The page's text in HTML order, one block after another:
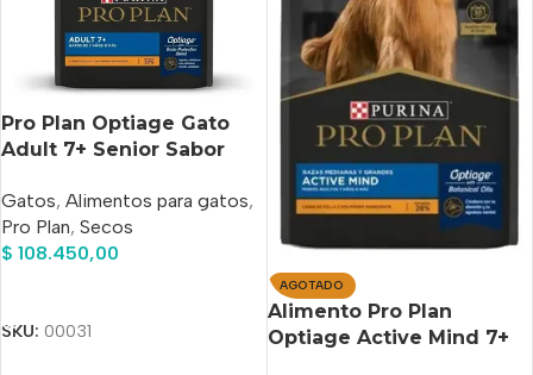
Pro Plan Optiage Gato
Adult 7+ Senior Sabor
Gatos, Alimentos para gatos,
Pro Plan, Secos
$ 108.450,00
SKU: 00031
AGOTADO
Alimento Pro Plan
Optiage Active Mind 7+